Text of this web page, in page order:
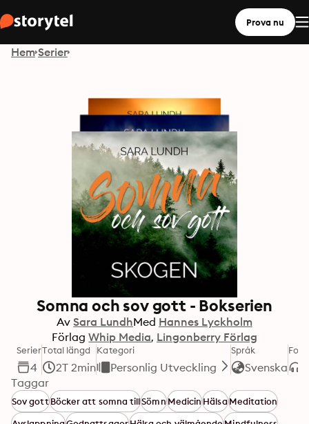
Prova nu
Hem Serier
Somna och sov gott - Bokserien
Av Sara LundhMed Hannes Lyckholm
Förlag Whip Media Lingonberry Förlag
Serier
4
Total längd
2T 2min
Kategori
Personlig Utveckling
Språk
Svenska
Taggar
Sov gottBöcker att somna tillSömnMedicinHälsaMeditation